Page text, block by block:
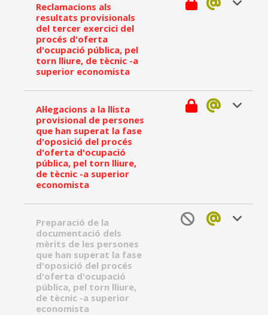
Reclamacions als
resultats provisionals
del tercer exercici del
procés d'oferta
d'ocupació pública, pel
torn lliure, de tècnic -a
superior economista
Al·legacions a la llista
provisional de persones
que han superat la fase
d'oposició del procés
d'oferta d'ocupació
pública, pel torn lliure,
de tècnic -a superior
economista
Preparació de la
documentació dels
mèrits de les persones
que han superat la fase
d'oposició del procés
d'oferta d'ocupació
pública, pel torn lliure,
de tècnic -a superior
economista